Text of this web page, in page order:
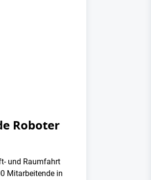
Roboter
und Raumfahrt
Mitarbeitende in